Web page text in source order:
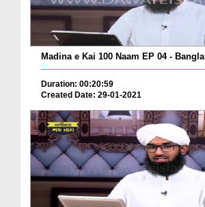
Madina e Kai 100 Naam EP 04 - Bangla
Duration: 00:20:59
Created Date: 29-01-2021